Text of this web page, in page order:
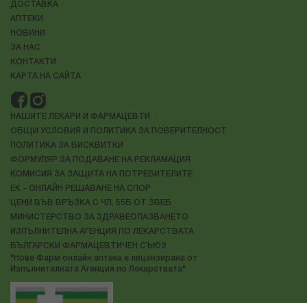
ДОСТАВКА
АПТЕКИ
НОВИНИ
ЗА НАС
КОНТАКТИ
КАРТА НА САЙТА
НАШИТЕ ЛЕКАРИ И ФАРМАЦЕВТИ
ОБЩИ УСЛОВИЯ И ПОЛИТИКА ЗА ПОВЕРИТЕЛНОСТ
ПОЛИТИКА ЗА БИСКВИТКИ
ФОРМУЛЯР ЗА ПОДАВАНЕ НА РЕКЛАМАЦИЯ
КОМИСИЯ ЗА ЗАЩИТА НА ПОТРЕБИТЕЛИТЕ
ЕК - ОНЛАЙН РЕШАВАНЕ НА СПОР
ЦЕНИ ВЪВ ВРЪЗКА С ЧЛ. 55Б ОТ ЗВЕБ
МИНИСТЕРСТВО ЗА ЗДРАВЕОПАЗВАНЕТО
ИЗПЪЛНИТЕЛНА АГЕНЦИЯ ПО ЛЕКАРСТВАТА
БЪЛГАРСКИ ФАРМАЦЕВТИЧЕН СЪЮЗ
"Нове Фарм онлайн аптека е лицензирана от
Изпълнителната Агенция по Лекарствата"